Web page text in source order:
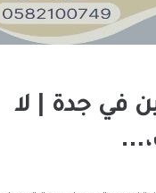
في جدة | لا